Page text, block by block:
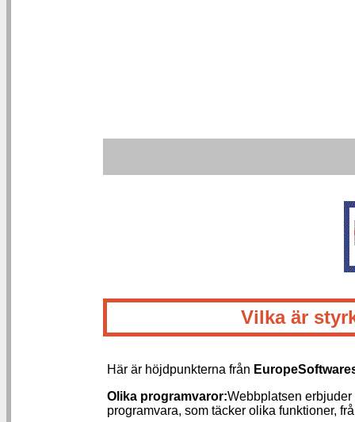
Vilka är
Här är höjdpunkterna från
Olika programvaror:Webbplatsen
programvara, som täcker olika funktioner,